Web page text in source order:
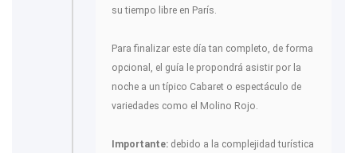
su tiempo libre en París.
Para finalizar este día tan completo, de forma
opcional, el guía le propondrá asistir por la
noche a un típico Cabaret o espectáculo de
variedades como el Molino Rojo.
Importante: debido a la complejidad turística